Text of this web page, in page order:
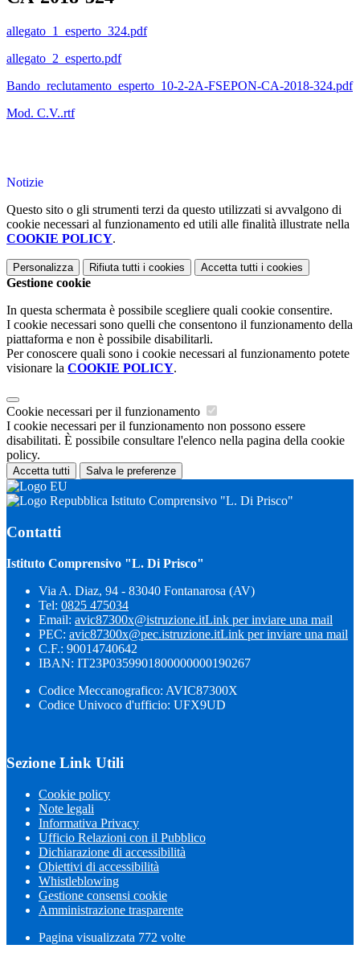
allegato_1_esperto_324.pdf
allegato_2_esperto.pdf
Bando_reclutamento_esperto_10-2-2A-FSEPON-CA-2018-324.pdf
Mod. C.V..rtf
Notizie
Questo sito o gli strumenti terzi da questo utilizzati si avvalgono di
cookie necessari al funzionamento ed utili alle finalità illustrate nella
COOKIE POLICY.
Personalizza Rifiuta tutti i cookies Accetta tutti i cookies
Gestione cookie
In questa schermata è possibile scegliere quali cookie consentire.
I cookie necessari sono quelli che consentono il funzionamento della
piattaforma e non è possibile disabilitarli.
Per conoscere quali sono i cookie necessari al funzionamento potete
visionare la COOKIE POLICY.
Cookie necessari per il funzionamento
I cookie necessari per il funzionamento non possono essere
disabilitati. È possibile consultare l'elenco nella pagina della cookie
policy.
Accetta tutti Salva le preferenze
Istituto Comprensivo "L. Di Prisco"
Contatti
Istituto Comprensivo "L. Di Prisco"
Via A. Diaz, 94 - 83040 Fontanarosa (AV)
Tel: 0825 475034
Email: avic87300x@istruzione.itLink per inviare una mail
PEC: avic87300x@pec.istruzione.itLink per inviare una mail
C.F.: 90014740642
IBAN: IT23P0359901800000000190267
Codice Meccanografico: AVIC87300X
Codice Univoco d'ufficio: UFX9UD
Sezione Link Utili
Cookie policy
Note legali
Informativa Privacy
Ufficio Relazioni con il Pubblico
Dichiarazione di accessibilità
Obiettivi di accessibilità
Whistleblowing
Gestione consensi cookie
Amministrazione trasparente
Pagina visualizzata 772 volte